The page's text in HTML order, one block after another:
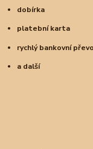
dobírka
platební karta
rychlý bankovní
a další